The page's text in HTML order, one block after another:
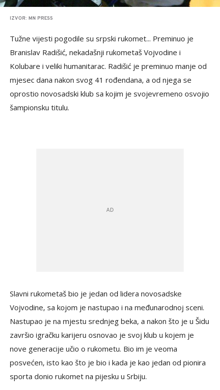
IZVOR: MN PRESS
Tužne vijesti pogodile su srpski rukomet... Preminuo je
Branislav Radišić, nekadašnji rukometaš Vojvodine i
Kolubare i veliki humanitarac. Radišić je preminuo manje od
mjesec dana nakon svog 41 rođendana, a od njega se
oprostio novosadski klub sa kojim je svojevremeno osvojio
šampionsku titulu.
Slavni rukometaš bio je jedan od lidera novosadske
Vojvodine, sa kojom je nastupao i na međunarodnoj sceni.
Nastupao je na mjestu srednjeg beka, a nakon što je u Šidu
završio igračku karijeru osnovao je svoj klub u kojem je
nove generacije učio o rukometu. Bio im je veoma
posvećen, isto kao što je bio i kada je kao jedan od pionira
sporta donio rukomet na pijesku u Srbiju.